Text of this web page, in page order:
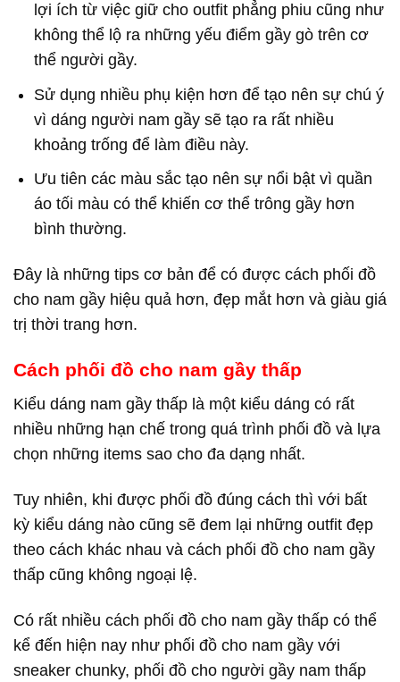
lợi ích từ việc giữ cho outfit phẳng phiu cũng như
không thể lộ ra những yếu điểm gầy gò trên cơ
thể người gầy.
Sử dụng nhiều phụ kiện hơn để tạo nên sự chú ý
vì dáng người nam gầy sẽ tạo ra rất nhiều
khoảng trống để làm điều này.
Ưu tiên các màu sắc tạo nên sự nổi bật vì quần
áo tối màu có thể khiến cơ thể trông gầy hơn
bình thường.
Đây là những tips cơ bản để có được cách phối đồ
cho nam gầy hiệu quả hơn, đẹp mắt hơn và giàu giá
trị thời trang hơn.
Cách phối đồ cho nam gầy thấp
Kiểu dáng nam gầy thấp là một kiểu dáng có rất
nhiều những hạn chế trong quá trình phối đồ và lựa
chọn những items sao cho đa dạng nhất.
Tuy nhiên, khi được phối đồ đúng cách thì với bất
kỳ kiểu dáng nào cũng sẽ đem lại những outfit đẹp
theo cách khác nhau và cách phối đồ cho nam gầy
thấp cũng không ngoại lệ.
Có rất nhiều cách phối đồ cho nam gầy thấp có thể
kể đến hiện nay như phối đồ cho nam gầy với
sneaker chunky, phối đồ cho người gầy nam thấp